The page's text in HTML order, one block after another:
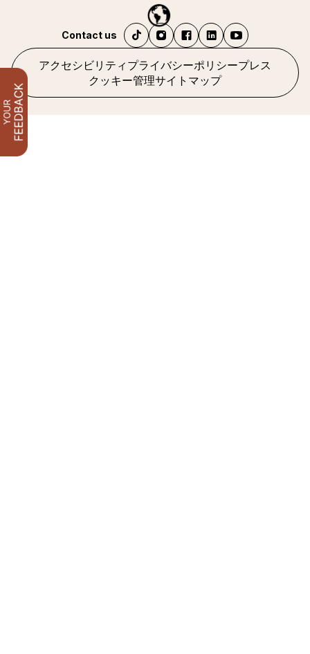
アクセシビリティ プライバシーポリシープレス
クッキー管理サイトマップ
Contact us